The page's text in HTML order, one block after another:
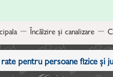
Încălzire și canalizare
rate pentru persoane fizice și